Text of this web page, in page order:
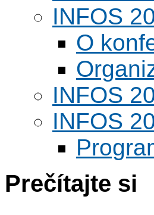
INFOS
O
INFOS
INFOS
Prečítajte si